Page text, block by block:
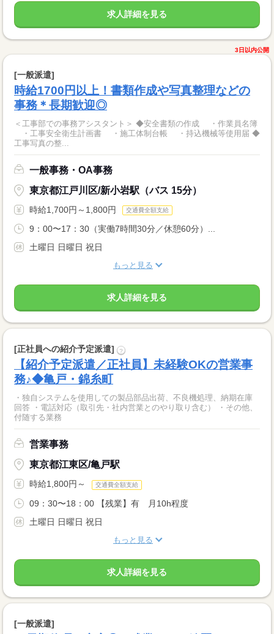
求人詳細を見る
3日以内公開
[一般派遣]
時給1700円以上！書類作成や写真整理などの
事務＊長期歓迎◎
＜工事部での事務アシスタント＞ ◆安全書類の作成 ・作業員名簿
・工事安全衛生計画書 ・施工体制台帳 ・持込機械等使用届 ◆
工事写真の整...
一般事務・OA事務
東京都江戸川区/新小岩駅（バス 15分）
時給1,700円～1,800円 交通費全額支給
9：00〜17：30（実働7時間30分／休憩60分）...
土曜日 日曜日 祝日
もっと見る
求人詳細を見る
[正社員への紹介予定派遣] ?
【紹介予定派遣／正社員】未経験OKの営業事
務♪◆亀戸・錦糸町
・独自システムを使用しての製品部品出荷、不良機処理、納期在庫
回答 ・電話対応（取引先・社内営業とのやり取り含む） ・その他、
付随する業務
営業事務
東京都江東区/亀戸駅
時給1,800円～ 交通費全額支給
09：30〜18：00 【残業】有 月10h程度
土曜日 日曜日 祝日
もっと見る
求人詳細を見る
[一般派遣]